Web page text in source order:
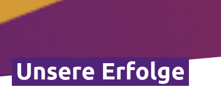
Unsere Erfolge